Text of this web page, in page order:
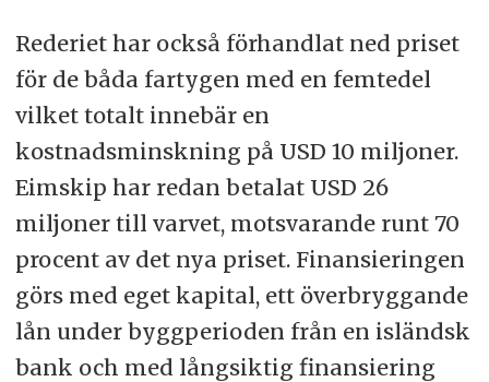
Rederiet har också förhandlat ned priset
för de båda fartygen med en femtedel
vilket totalt innebär en
kostnadsminskning på USD 10 miljoner.
Eimskip har redan betalat USD 26
miljoner till varvet, motsvarande runt 70
procent av det nya priset. Finansieringen
görs med eget kapital, ett överbryggande
lån under byggperioden från en isländsk
bank och med långsiktig finansiering